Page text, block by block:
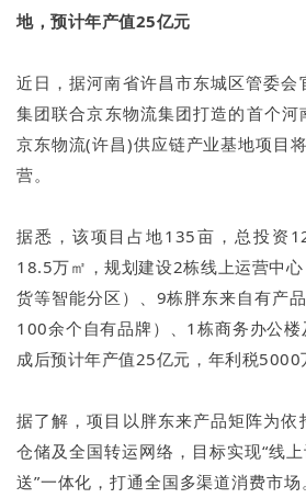
地，预计年产值25亿元
近日，据河南省许昌市东城区管委会
集团联合京东物流集团打造的首个
京东物流(许昌)供应链产业基地项目
营。
据悉，该项目占地135亩，总投资
18.5万㎡，规划建设2栋线上运营中
货等智能分区）、9栋胖东来自有产
100余个自有品牌）、1栋商务办公
成后预计年产值25亿元，年利税5000
据了解，项目以胖东来产品矩阵为依
仓储及全国转运网络，目标实现“线
送”一体化，打通全国多渠道消费市